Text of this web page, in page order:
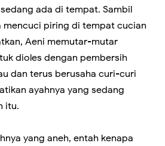
ada di tempat. Sambil
piring di tempat cucian
Aeni memutar-mutar
dioles dengan pembersih
dan terus berusaha curi-curi
ayahnya yang sedang
itu.
yang aneh, entah kenapa